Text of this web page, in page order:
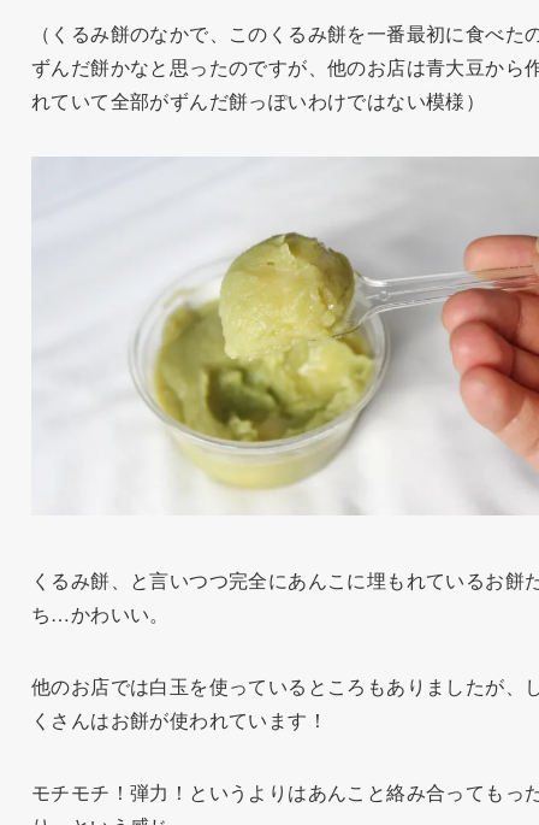
（くるみ餅のなかで、このくるみ餅を一番最初に食べた
ずんだ餅かなと思ったのですが、他のお店は青大豆から
れていて全部がずんだ餅っぽいわけではない模様）
くるみ餅、と言いつつ完全にあんこに埋もれているお餅
ち…かわいい。
他のお店では白玉を使っているところもありましたが、
くさんはお餅が使われています！
モチモチ！弾力！というよりはあんこと絡み合ってもっ